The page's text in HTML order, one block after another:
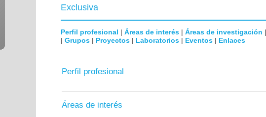
Exclusiva
Perfil profesional | Áreas de interés | Áreas de investigación |
| Grupos | Proyectos | Laboratorios | Eventos | Enlaces
Perfil profesional
Áreas de interés